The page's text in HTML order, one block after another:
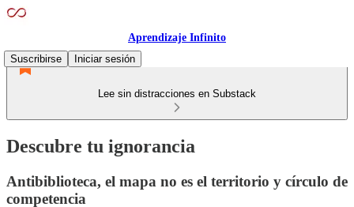
Aprendizaje Infinito
Suscribirse
Iniciar sesión
Lee sin distracciones en Substack
Descubre tu ignorancia
Antibiblioteca, el mapa no es el territorio y círculo de
competencia